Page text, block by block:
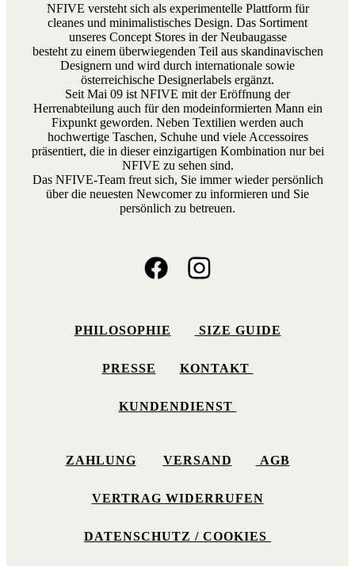
NFIVE versteht sich als experimentelle Plattform für
cleanes und minimalistisches Design. Das Sortiment
unseres Concept Stores in der Neubaugasse
besteht zu einem überwiegenden Teil aus skandinavischen
Designern und wird durch internationale sowie
österreichische Designerlabels ergänzt.
Seit Mai 09 ist NFIVE mit der Eröffnung der
Herrenabteilung auch für den modeinformierten Mann ein
Fixpunkt geworden. Neben Textilien werden auch
hochwertige Taschen, Schuhe und viele Accessoires
präsentiert, die in dieser einzigartigen Kombination nur bei
NFIVE zu sehen sind.
Das NFIVE-Team freut sich, Sie immer wieder persönlich
über die neuesten Newcomer zu informieren und Sie
persönlich zu betreuen.
PHILOSOPHIE SIZE GUIDE
PRESSE KONTAKT
KUNDENDIENST
ZAHLUNG VERSAND AGB
VERTRAG WIDERRUFEN
DATENSCHUTZ / COOKIES